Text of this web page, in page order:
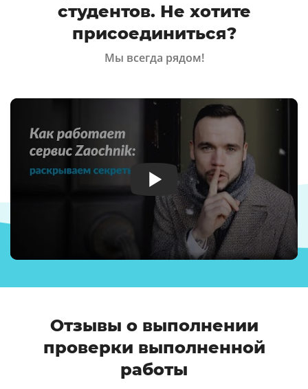
студентов. Не хотите
присоединиться?
Мы всегда рядом!
Отзывы о выполнении
проверки выполненной
работы